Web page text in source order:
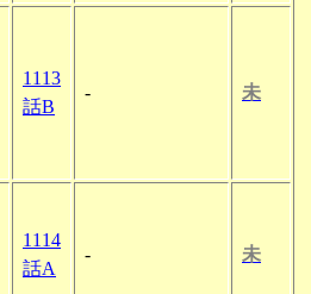
1113
話B
- 未
1114
話A
- 未